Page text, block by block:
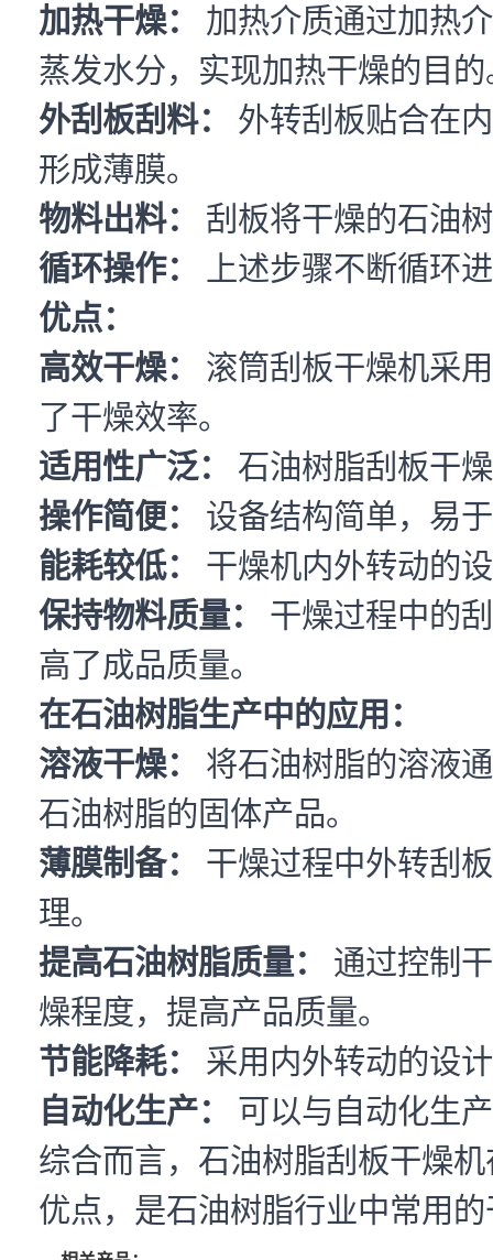
加热干燥：
加热介质通过加热
蒸发水分，实现加热干燥的目的
外刮板刮料：
外转刮板贴合在
形成薄膜。
物料出料：
刮板将干燥的石油
循环操作：
上述步骤不断循环
优点：
高效干燥：
滚筒刮板干燥机采
了干燥效率。
适用性广泛：
石油树脂刮板干
操作简便：
设备结构简单，易
能耗较低：
干燥机内外转动的
保持物料质量：
干燥过程中的
高了成品质量。
在石油树脂生产中的应用：
溶液干燥：
将石油树脂的溶液
石油树脂的固体产品。
薄膜制备：
干燥过程中外转刮
理。
提高石油树脂质量：
通过控制
燥程度，提高产品质量。
节能降耗：
采用内外转动的设
自动化生产：
可以与自动化生
综合而言，石油树脂刮板干燥
优点，是石油树脂行业中常用